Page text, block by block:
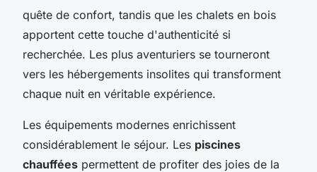
quête de confort, tandis que les chalets en bois
apportent cette touche d'authenticité si
recherchée. Les plus aventuriers se tourneront
vers les hébergements insolites qui transforment
chaque nuit en véritable expérience.
Les équipements modernes enrichissent
considérablement le séjour. Les piscines
chauffées permettent de profiter des joies de la